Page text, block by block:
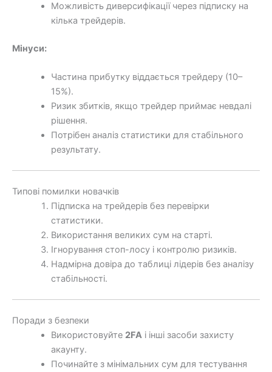
Можливість диверсифікації через підписку на
кілька трейдерів.
Мінуси:
Частина прибутку віддається трейдеру (10–
15%).
Ризик збитків, якщо трейдер приймає невдалі
рішення.
Потрібен аналіз статистики для стабільного
результату.
Типові помилки новачків
Підписка на трейдерів без перевірки
статистики.
Використання великих сум на старті.
Ігнорування стоп-лосу і контролю ризиків.
Надмірна довіра до таблиці лідерів без аналізу
стабільності.
Поради з безпеки
Використовуйте 2FAі інші засоби захисту
акаунту.
Починайте з мінімальних сум для тестування